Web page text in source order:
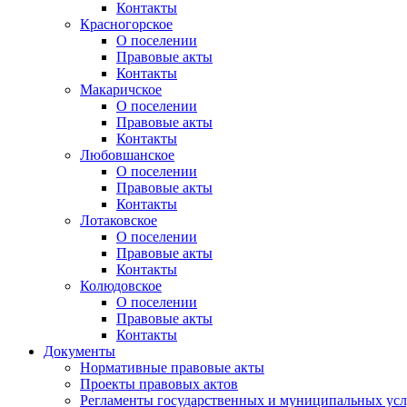
Контакты
Красногорское
О поселении
Правовые акты
Контакты
Макаричское
О поселении
Правовые акты
Контакты
Любовшанское
О поселении
Правовые акты
Контакты
Лотаковское
О поселении
Правовые акты
Контакты
Колюдовское
О поселении
Правовые акты
Контакты
Документы
Нормативные правовые акты
Проекты правовых актов
Регламенты государственных и муниципальных